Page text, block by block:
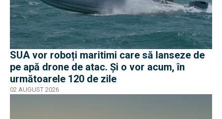
SUA vor roboți maritimi care să lanseze de
pe apă drone de atac. Și o vor acum, în
următoarele 120 de zile
02 AUGUST 2026